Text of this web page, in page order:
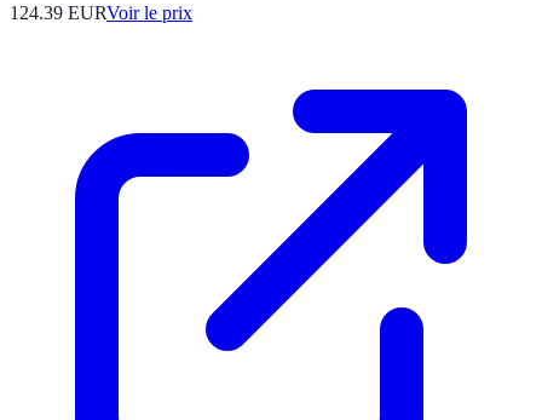
124.39 EURVoir le prix